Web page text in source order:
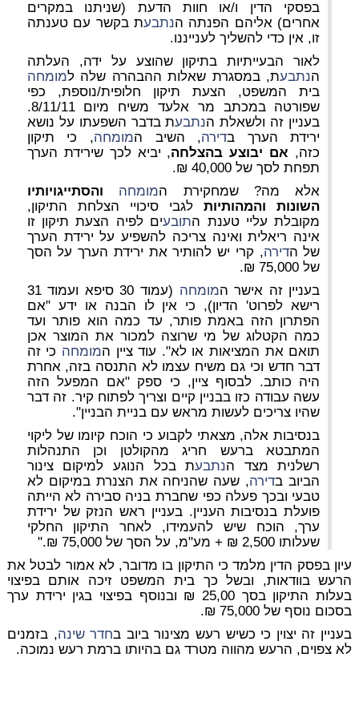
בפסקי הדין ו/או חוות הדעת (שניתנו במקרים
אחרים) אליהם הפנתה הנתבעת בקשר עם טענתה
זו, אין כדי להשליך לענייננו.
לאור הבעייתיות בתיקון שהוצע על ידה, העלתה
הנתבעת, במסגרת שאלות ההבהרה שלה למומחה
בית המשפט, הצעת תיקון חלופית/נוספת, כפי
שפורטה במכתב מר אלעד משיח מיום 8/11/11.
בעניין זה ולשאלת הנתבעת בדבר השפעתו על נושא
ירידת הערך בדירה, השיב המומחה, כי תיקון
כזה, אם יבוצע בהצלחה, יביא לכך שירידת הערך
תפחת לסך של 40,000 ₪.
אלא מה? שמחקירת המומחה
והסתייגויותיו
השונות
והמהותיותלגבי סיכויי הצלחת התיקון,
מקובלת עליי טענת התובעים לפיה הצעת תיקון זו
אינה ריאלית ואינה צריכה להשפיע על ירידת הערך
של הדירה, קרי יש להותיר את ירידת הערך על הסך
של 75,000 ₪.
בעניין זה אישר המומחה
(עמוד 30 סיפא ועמוד 31
רישא לפרוט' הדיון), כי אין לו הבנה או ידע "אם
הפתרון הזה באמת פותר, עד כמה הוא פותר ועד
כמה הקטלוג של מי שרוצה למכור את המוצר אכן
תואם את המציאות או לא". עוד ציין המומחה כי זה
דבר חדש וכי גם משיח עצמו לא התנסה בזה, אחרת
היה כותב. לבסוף ציין, כי ספק "אם המפעל הזה
עשה עבודה כזו בבניין קיים וצריך לפתוח קיר. זה דבר
שהיו צריכים לעשות מראש עם בניית הבניין".
בנסיבות אלה, מצאתי לקבוע כי הוכח קיומו של ליקוי
המתבטא ברעש חריג מהקולטן וכן התנהלות
רשלנית מצד הנתבעת בכל הנוגע למיקום צינור
הביוב בדירה, שעה שהניחה את הצנרת במיקום לא
טבעי ובכך פעלה כפי שחברת בניה סבירה לא הייתה
פועלת בנסיבות העניין. בעניין ראש הנזק של ירידת
ערך, הוכח שיש להעמידו, לאחר התיקון החלקי
שעלותו 2,500 ₪ + מע"מ, על הסך של 75,000 ₪."
עיון בפסק הדין מלמד כי התיקון בו מדובר, לא אמור לבטל את
הרעש בוודאות, ובשל כך בית המשפט זיכה אותם בפיצוי
בעלות התיקון בסך 25,00 ₪ ובנוסף בפיצוי בגין ירידת ערך
בסכום נוסף של 75,000 ₪.
בעניין זה יצוין כי כשיש רעש מצינור ביוב בחדר שינה, בזמנים
לא צפוים, הרעש מהווה מטרד גם בהיותו ברמת רעש נמוכה.